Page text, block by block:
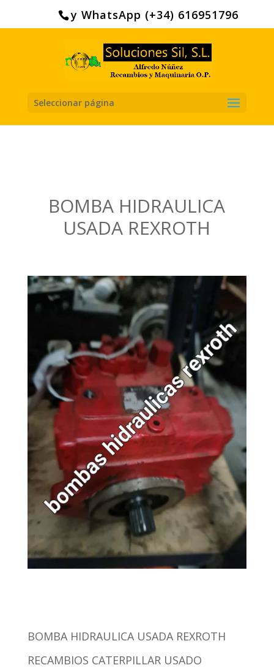
y WhatsApp (+34) 616951796
Seleccionar página
BOMBA HIDRAULICA
USADA REXROTH
BOMBA HIDRAULICA USADA REXROTH
RECAMBIOS CATERPILLAR USADO